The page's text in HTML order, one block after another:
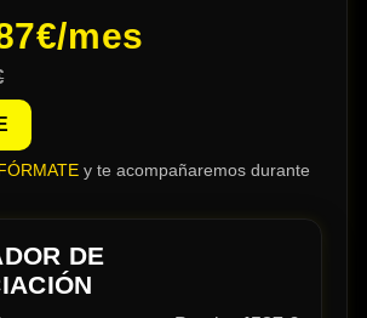
mes
y te acompañaremos durante
DE